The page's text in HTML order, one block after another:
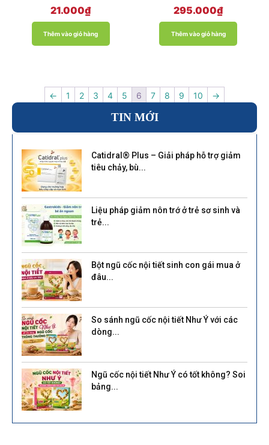
21.000₫
Thêm vào giỏ hàng
buồng trứng
295.000₫
Thêm vào giỏ hàng
← 1 2 3 4 5 6 7 8 9 10 →
TIN MỚI
Catidral® Plus – Giải pháp hỗ trợ giảm
tiêu chảy, bù...
Liệu pháp giảm nôn trớ ở trẻ sơ sinh và
trẻ...
Bột ngũ cốc nội tiết sinh con gái mua ở
đâu...
So sánh ngũ cốc nội tiết Như Ý với các
dòng...
Ngũ cốc nội tiết Như Ý có tốt không? Soi
bảng...